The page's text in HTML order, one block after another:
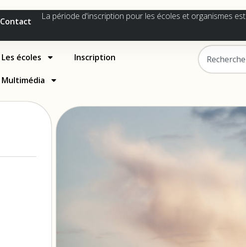
Contact La période d'inscription pour les écoles et organismes est
Les écoles Inscription
Multimédia